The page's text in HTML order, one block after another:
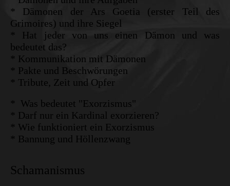
* Dämonen der Ars Goetia (erster Teil des
Grimoires) und ihre Siegel
* Hat jeder von uns einen Dämon und was
bedeutet das?
* Kommunikation mit Dämonen
* Pakte und Beschwörungen
* Tribute, Zeit und Opfer
* Was bedeutet "Exorzismus"
* Darf nur ein Kardinal exorzieren?
* Wie funktioniert ein Exorzismus
* Bannung und Höllenzwang
Schamanismus